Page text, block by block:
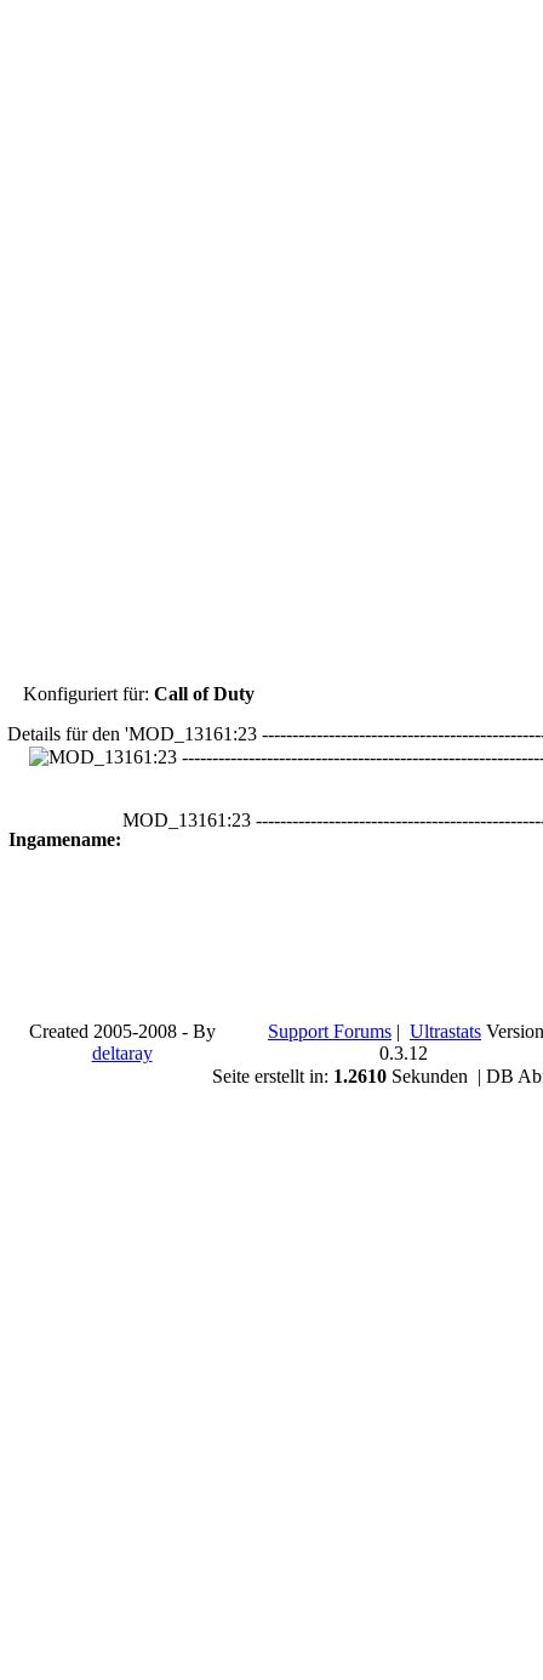
Konfiguriert für: Call of Duty
Details für den 'MOD_13161:23
Ingamename:
MOD_13161:23
Created 2005-2008 - By
deltaray
Support Forums | Ultrastats Version
0.3.12
Seite erstellt in: 1.2610Sekunden | DB